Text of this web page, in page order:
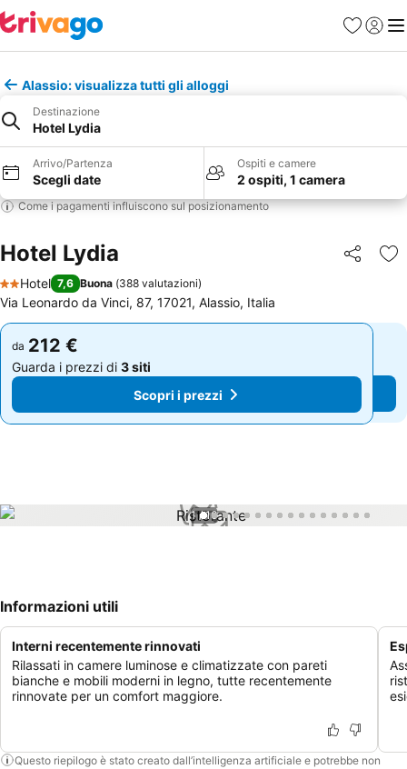
PreferitiAccedi
Alassio: visualizza tutti gli alloggi
Destinazione
Hotel Lydia
Arrivo/Partenza
Scegli date
Ospiti e camere
2 ospiti, 1 camera
Come i pagamenti influiscono sul posizionamento
Hotel Lydia Condividi
2 Stelle
Hotel 7,6 Buona (388 valutazioni)
Via Leonardo da Vinci, 87, 17021, Alassio, Italia
da 212 €
Guarda i prezzi di 3 siti
Scopri i prezzi
da 212 €
Guarda i prezzi di 3 siti
Scopri i prezzi
1 / 16
Informazioni utili
Interni recentemente rinnovati
Rilassati in camere luminose e climatizzate con pareti
bianche e mobili moderni in legno, tutte recentemente
rinnovate per un comfort maggiore.
Questo riepilogo è stato creato dall’intelligenza artificiale e potrebbe non